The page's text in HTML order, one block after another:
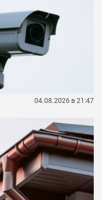
04.08.2026 в 21:47